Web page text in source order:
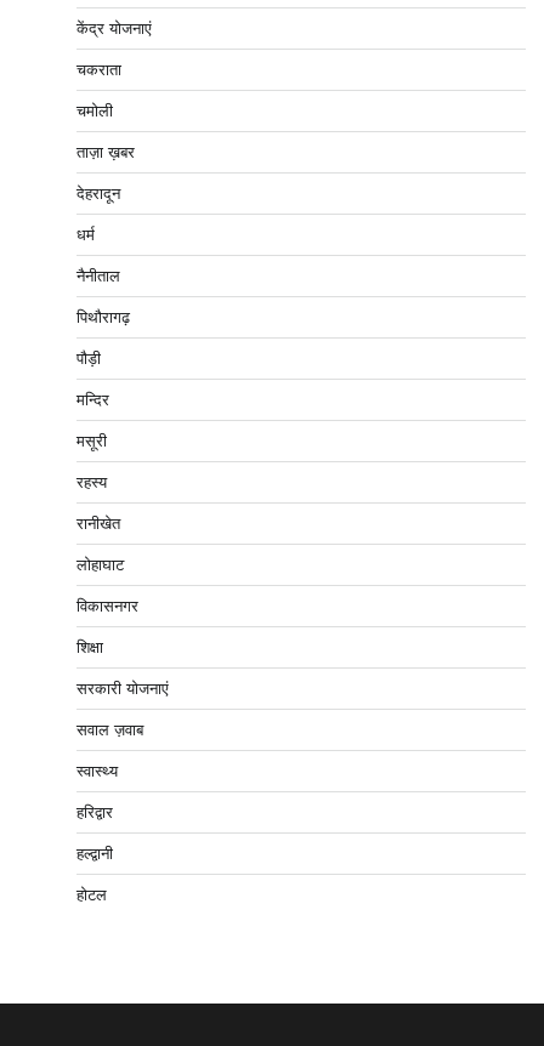
केंद्र योजनाएं
चकराता
चमोली
ताज़ा ख़बर
देहरादून
धर्म
नैनीताल
पिथौरागढ़
पौड़ी
मन्दिर
मसूरी
रहस्य
रानीखेत
लोहाघाट
विकासनगर
शिक्षा
सरकारी योजनाएं
सवाल ज़वाब
स्वास्थ्य
हरिद्वार
हल्द्वानी
होटल